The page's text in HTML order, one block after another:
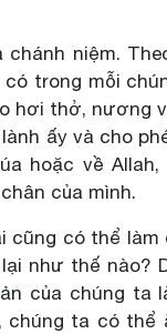
niệm.
có trong mỗi
hơi thở, nương
ấy và cho
hoặc về
của mình.
cũng có thể
như thế
của chúng
chúng ta có